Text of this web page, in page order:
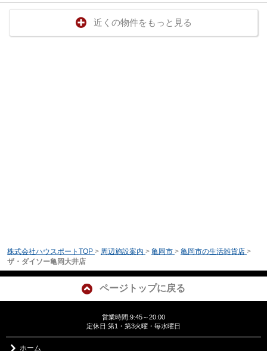
近くの物件をもっと見る
株式会社ハウスポートTOP > 周辺施設案内 > 亀岡市 > 亀岡市の生活雑貨店 >
ザ・ダイソー亀岡大井店
ページトップに戻る
営業時間:9:45～20:00
定休日:第1・第3火曜・毎水曜日
ホーム